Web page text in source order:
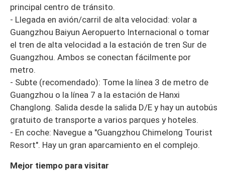
principal centro de tránsito.
- Llegada en avión/carril de alta velocidad: volar a
Guangzhou Baiyun Aeropuerto Internacional o tomar
el tren de alta velocidad a la estación de tren Sur de
Guangzhou. Ambos se conectan fácilmente por
metro.
- Subte (recomendado): Tome la línea 3 de metro de
Guangzhou o la línea 7 a la estación de Hanxi
Changlong. Salida desde la salida D/E y hay un autobús
gratuito de transporte a varios parques y hoteles.
- En coche: Navegue a "Guangzhou Chimelong Tourist
Resort". Hay un gran aparcamiento en el complejo.
Mejor tiempo para visitar